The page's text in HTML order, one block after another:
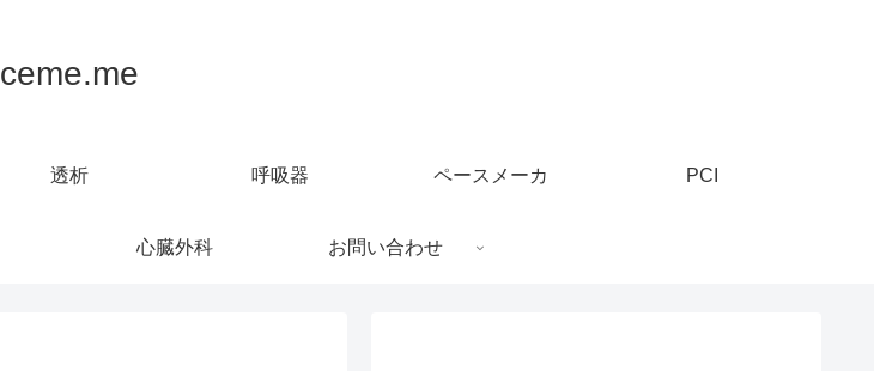
ceme.me
透析 呼吸器 ペースメーカ PCI
心臓外科 お問い合わせ